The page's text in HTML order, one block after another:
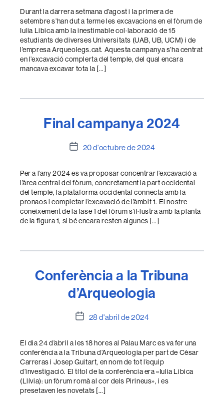
l'entrada
Durant la darrera setmana d’agost i la primera de
setembre s’han dut a terme les excavacions en el fòrum de
Iulia Libica amb la inestimable col·laboració de 15
estudiants de diverses Universitats (UAB, UB, UCM) i de
l’empresa Arqueolegs.cat. Aquesta campanya s’ha centrat
en l’excavació complerta del temple, del qual encara
mancava excavar tota la […]
Final campanya 2024
Data20 d'octubre de 2024
Per a l’any 2024 es va proposar concentrar l’excavació a
l’àrea central del fòrum, concretament la part occidental
del temple, la plataforma occidental connecta amb la
pronaos i completar l’excavació de l’àmbit 1. El nostre
coneixement de la fase 1 del fòrum s’il·lustra amb la planta
de la figura 1, si bé encara resten algunes […]
Conferència a la Tribuna
d’Arqueologia
Data28 d'abril de 2024
El dia 24 d’abril a les 18 hores al Palau Marc es va fer una
conferència a la Tribuna d’Arqueologia per part de Cèsar
Carreras i Josep Guitart, en nom de tot l’equip
d’investigació. El títol de la conferència era «Iulia Libica
(Llívia): un fòrum romà al cor dels Pirineus», i es
presetaven les novetats […]